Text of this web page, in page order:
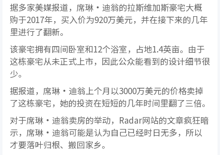
据多家美媒报道，席琳·迪翁的拉斯维加斯豪宅大概
购于2017年，买入价为920万美元，并在接下来的几年
里进行了翻新。
该豪宅拥有四间卧室和12个浴室，占地1.4英亩。由于
这栋豪宅从未正式上市，因此公众能看到的设计细节很
少。
据报道，席琳·迪翁上个月以3000万美元的价格卖掉
了这栋豪宅，她的投资在短短的几年时间里翻了三倍。
对于席琳·迪翁卖房的举动，Radar网站的文章疯狂暗
示，席琳·迪翁可能是认为自己已经时日无多，所以
才要落叶归根、搬回家乡。